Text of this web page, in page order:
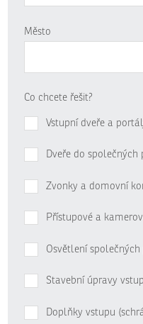
Město
Co chcete řešit?
Vstupní dveře a
Dveře do společných
Zvonky a domovní
Přístupové a
Osvětlení
Stavební úpravy
Doplňky vstupu